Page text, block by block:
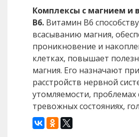
Комплексы с магнием и
B6. Витамин В6
всасыванию магния,
проникновение и
клетках, повышает
магния. Его назначают
расстройств нервной
утомляемости, проблемах
тревожных состояниях,